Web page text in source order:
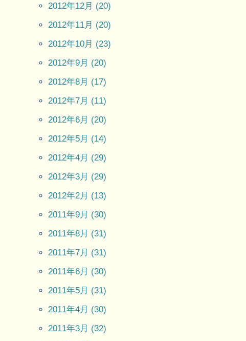
2012年12月 (20)
2012年11月 (20)
2012年10月 (23)
2012年9月 (20)
2012年8月 (17)
2012年7月 (11)
2012年6月 (20)
2012年5月 (14)
2012年4月 (29)
2012年3月 (29)
2012年2月 (13)
2011年9月 (30)
2011年8月 (31)
2011年7月 (31)
2011年6月 (30)
2011年5月 (31)
2011年4月 (30)
2011年3月 (32)